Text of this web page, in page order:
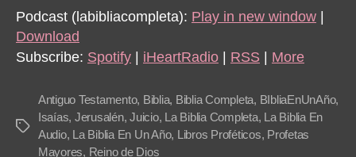
d
i
o
a
y
Podcast (labibliacompleta): Play in new window
Download
Subscribe: Spotify iHeartRadio RSS More
Tags
Antiguo Testamento, Biblia, Biblia Completa, BIbliaEnUnAño,
Isaías, Jerusalén,Juicio, La Biblia Completa, La Biblia En
Audio, La Biblia En Un Año, Libros Proféticos, Profetas
Mayores, Reino de Dios